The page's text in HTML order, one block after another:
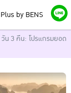
by BENS
น 3 คืน: โปรแกรมยอด